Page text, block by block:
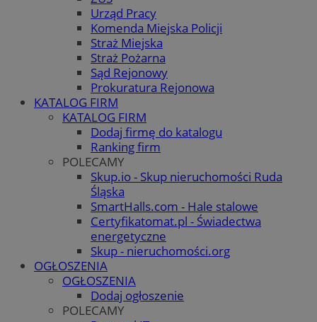
Urząd Pracy
Komenda Miejska Policji
Straż Miejska
Straż Pożarna
Sąd Rejonowy
Prokuratura Rejonowa
KATALOG FIRM
KATALOG FIRM
Dodaj firmę do katalogu
Ranking firm
POLECAMY
Skup.io - Skup nieruchomości Ruda
Śląska
SmartHalls.com - Hale stalowe
Certyfikatomat.pl - Świadectwa
energetyczne
Skup - nieruchomości.org
OGŁOSZENIA
OGŁOSZENIA
Dodaj ogłoszenie
POLECAMY